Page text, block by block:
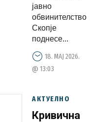
јавно
обвинителство
Скопје
поднесе...
18. МАЈ 2026.
@ 13:03
АКТУЕЛНО
Кривична